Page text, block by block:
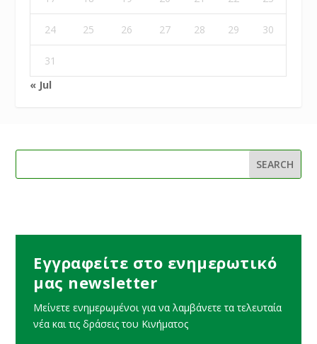
24 25 26 27 28 29 30
31
« Jul
Εγγραφείτε στο ενημερωτικό
μας newsletter
Μείνετε ενημερωμένοι για να λαμβάνετε τα τελευταία
νέα και τις δράσεις του Κινήματος